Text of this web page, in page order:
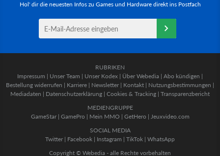
Hol' dir die neuesten Infos zu Games und Hardware direkt ins Postfach
RUBRIKEN
Impressum | Unser Team | Unser Kodex | Über Webedia | Abo kündigen |
Bestellung widerrufen | Karriere | Newsletter | Kontakt | Nutzungsbestimmungen |
Mediadaten | Datenschutzerklärung | Cookies & Tracking | Transparenzbericht
MEDIENGRUPPE
GameStar| GamePro | Mein MMO | GetHero | Jeuxvideo.com
SOCIAL MEDIA
Twitter | Facebook | Instagram | TikTok | WhatsApp
Copyright © Webedia - alle Rechte vorbehalten